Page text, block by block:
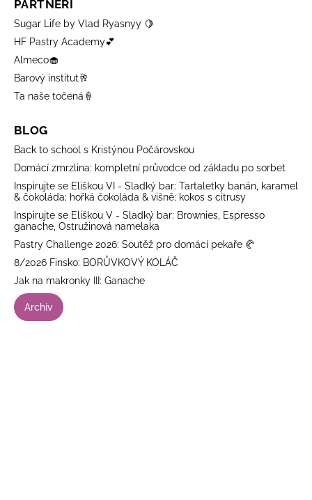
PARTNEŘI
Sugar Life by Vlad Ryasnyy 🍋
HF Pastry Academy💕
Almeco🧁
Barový institut🥂
Ta naše točená🍦
BLOG
Back to school s Kristýnou Počárovskou
Domácí zmrzlina: kompletní průvodce od základu po sorbet
Inspirujte se Eliškou VI - Sladký bar: Tartaletky banán, karamel
& čokoláda; hořká čokoláda & višně; kokos s citrusy
Inspirujte se Eliškou V - Sladký bar: Brownies, Espresso
ganache, Ostružinová namelaka
Pastry Challenge 2026: Soutěž pro domácí pekaře 🥐
8/2026 Finsko: BORŮVKOVÝ KOLÁČ
Jak na makronky III: Ganache
Archiv